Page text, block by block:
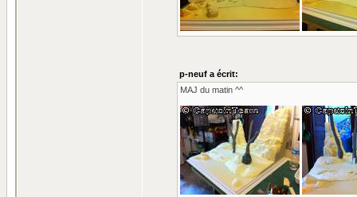
p-neuf a écrit:
MAJ du matin ^^